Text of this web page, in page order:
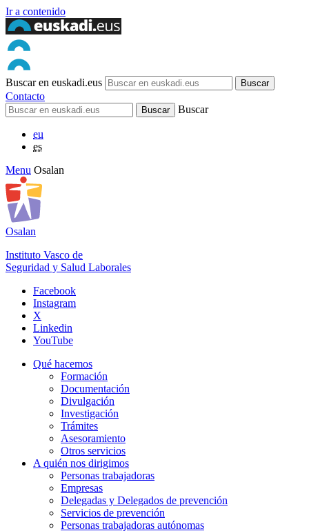
Ir a contenido
Buscar en euskadi.eus
Contacto
Buscar
eu
es
Menu Osalan
Osalan
Instituto Vasco de
Seguridad y Salud Laborales
Facebook
Instagram
X
Linkedin
YouTube
Qué hacemos
Formación
Documentación
Divulgación
Investigación
Trámites
Asesoramiento
Otros servicios
A quién nos dirigimos
Personas trabajadoras
Empresas
Delegadas y Delegados de prevención
Servicios de prevención
Personas trabajadoras autónomas